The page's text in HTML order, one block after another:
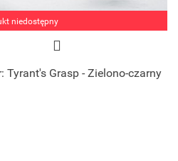
niedostępny
Tyrant's Grasp - Zielono-czarny